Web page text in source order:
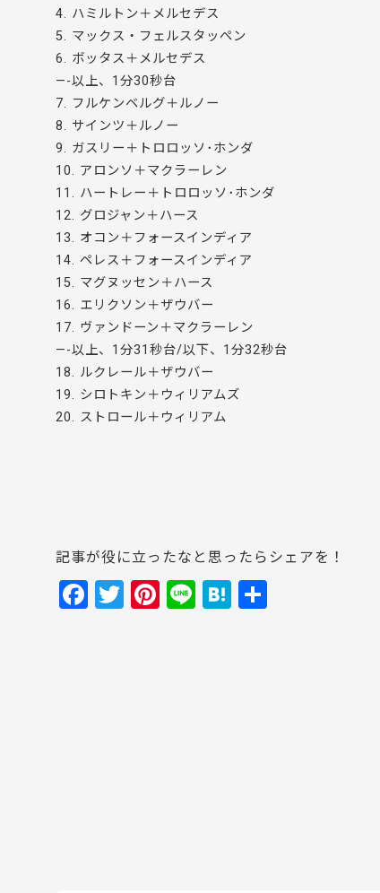
4. ハミルトン＋メルセデス
5. マックス・フェルスタッペン
6. ボッタス＋メルセデス
—-以上、1分30秒台
7. フルケンベルグ＋ルノー
8. サインツ＋ルノー
9. ガスリー＋トロロッソ･ホンダ
10. アロンソ＋マクラーレン
11. ハートレー＋トロロッソ･ホンダ
12. グロジャン＋ハース
13. オコン＋フォースインディア
14. ペレス＋フォースインディア
15. マグヌッセン＋ハース
16. エリクソン＋ザウバー
17. ヴァンドーン＋マクラーレン
—-以上、1分31秒台/以下、1分32秒台
18. ルクレール＋ザウバー
19. シロトキン＋ウィリアムズ
20. ストロール＋ウィリアム
記事が役に立ったなと思ったらシェアを！
F
T
Pi Li H